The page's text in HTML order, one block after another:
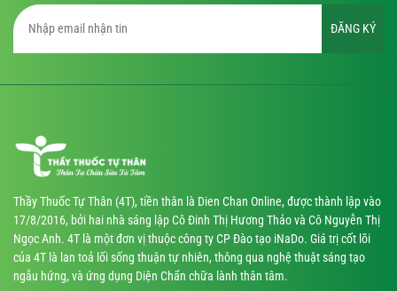
ĐĂNG KÝ
Thầy Thuốc Tự Thân (4T), tiền thân là Dien Chan Online, được thành lập vào
17/8/2016, bởi hai nhà sáng lập Cô Đinh Thị Hương Thảo và Cô Nguyễn Thị
Ngọc Anh. 4T là một đơn vị thuộc công ty CP Đào tạo iNaDo. Giá trị cốt lõi
của 4T là lan toả lối sống thuận tự nhiên, thông qua nghệ thuật sáng tạo
ngẫu hứng, và ứng dụng Diện Chẩn chữa lành thân tâm.